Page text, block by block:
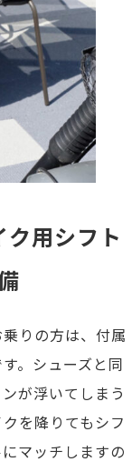
用シフト
りの方は、付属
。シューズと同
が浮いてしまう
を降りてもシフ
マッチしますの